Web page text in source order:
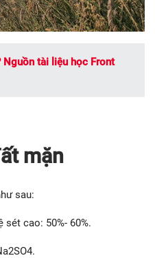
Nguồn tài liệu học Front
mặn
sau:
cao: 50%- 60%.